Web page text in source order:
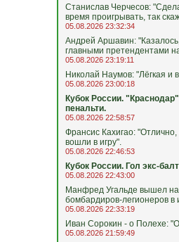
Станислав Черчесов:
время проигрывать, так
05.08.2026 23:32:34
Андрей Аршавин:
главными претендентами
05.08.2026 23:19:11
Николай Наумов: "Лёгкая и
05.08.2026 23:00:18
Кубок России.
пенальти.
05.08.2026 22:58:57
Франсис Кахигао:
вошли в игру".
05.08.2026 22:46:53
Кубок России. Гол экс-
05.08.2026 22:43:00
Манфред Угальде вышел на
бомбардиров-легионеров в
05.08.2026 22:33:19
Иван Сорокин - о Полехе:
05.08.2026 21:59:49